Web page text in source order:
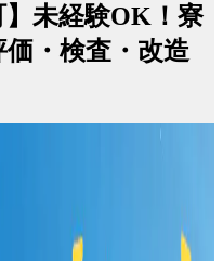
】未経験OK！寮
・検査・改造